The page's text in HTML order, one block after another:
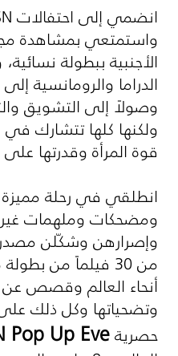
واستمتعي بمشاهدة
الأجنبية ببطولة
الدراما والرومانسية
وصولاً إلى التشويق
ولكنها كلها تتشارك
قوة المرأة وقدرتها
انطلقي في رحلة
ومضحكات وملهمات
وإصرارهن وشكّلن مصدر
من 30 فيلماً من
أنحاء العالم وقصص عن
وتضحياتها وكل ذلك
حصريةPop Up Eve